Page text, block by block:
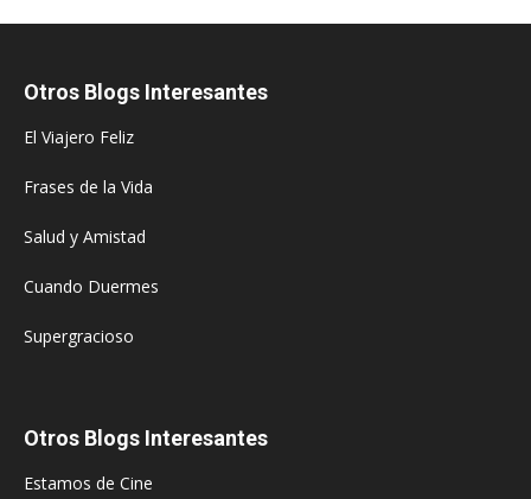
Otros Blogs Interesantes
El Viajero Feliz
Frases de la Vida
Salud y Amistad
Cuando Duermes
Supergracioso
Otros Blogs Interesantes
Estamos de Cine